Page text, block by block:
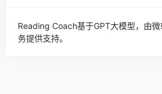
Reading Coach基于GPT大模型，由
务提供支持。